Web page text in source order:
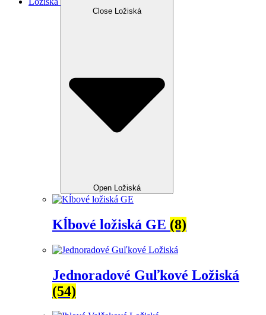
Close Ložiská
Open Ložiská
Kĺbové ložiská GE (8)
Jednoradové Guľkové Ložiská
(54)